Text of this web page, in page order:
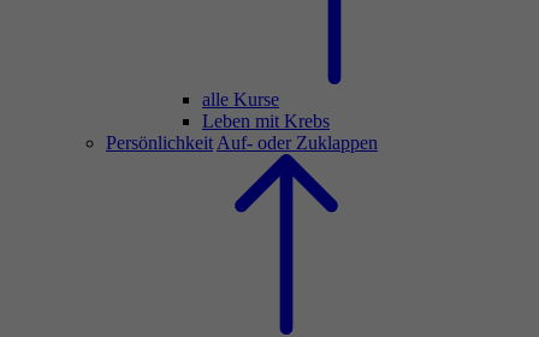
alle Kurse
Leben mit Krebs
Persönlichkeit Auf- oder Zuklappen